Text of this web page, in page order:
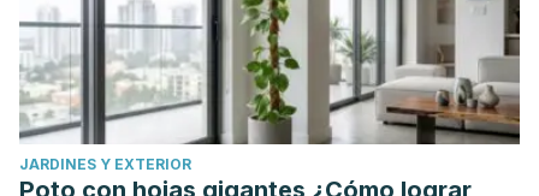
JARDINES Y EXTERIOR
Poto con hojas gigantes ¿Cómo lograr